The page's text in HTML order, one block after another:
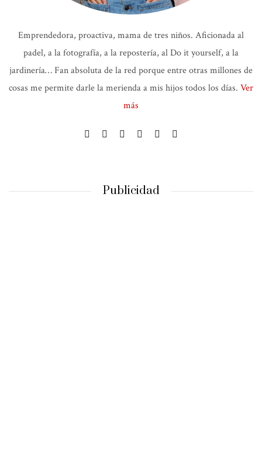
Emprendedora, proactiva, mama de tres niños. Aficionada al
padel, a la fotografía, a la repostería, al Do it yourself, a la
jardinería… Fan absoluta de la red porque entre otras millones de
cosas me permite darle la merienda a mis hijos todos los días. Ver
más
Publicidad